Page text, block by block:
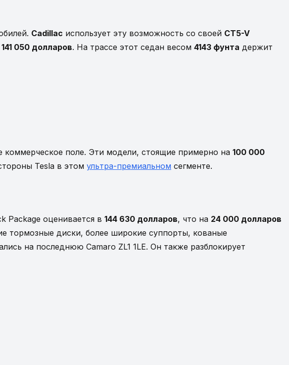
Cadillac использует эту возможность со своей CT5-V
141 050 долларов. На трассе этот седан весом 4143 фунта держит
коммерческое поле. Эти модели, стоящие примерно на 100 000
Tesla в этом ультра-премиальном сегменте.
Package оценивается в 144 630 долларов, что на 24 000 долларов
тормозные диски, более широкие суппорты, кованые
на последнюю Camaro ZL1 1LE. Он также разблокирует